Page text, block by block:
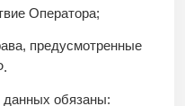
Оператора;
предусмотренные
обязаны: